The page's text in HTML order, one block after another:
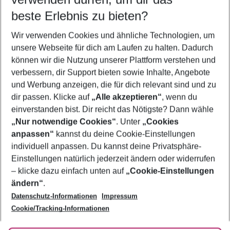
5-8 Nächte
2 Erwachsene Keine Kinder
Mehr Filter anzeigen
Footer
Footer navigation
Über uns
AGB
Bestpreisgarantie
Cookie-Einstellungen ändern
Cookie-Richtlinie
Agenturbetreuung
Barrierefreies Reisen
Folge uns
beste Erlebnis zu bieten?
Wir verwenden Cookies und ähnliche Technologien, um
unsere Webseite für dich am Laufen zu halten. Dadurch
können wir die Nutzung unserer Plattform verstehen und
verbessern, dir Support bieten sowie Inhalte, Angebote
und Werbung anzeigen, die für dich relevant sind und zu
dir passen. Klicke auf „Alle akzeptieren“, wenn du
einverstanden bist. Dir reicht das Nötigste? Dann wähle
„Nur notwendige Cookies“. Unter „Cookies
anpassen“ kannst du deine Cookie-Einstellungen
individuell anpassen. Du kannst deine Privatsphäre-
Einstellungen natürlich jederzeit ändern oder widerrufen
– klicke dazu einfach unten auf „Cookie-Einstellungen
ändern“.
Datenschutz-Informationen
Impressum
Cookie/Tracking-Informationen